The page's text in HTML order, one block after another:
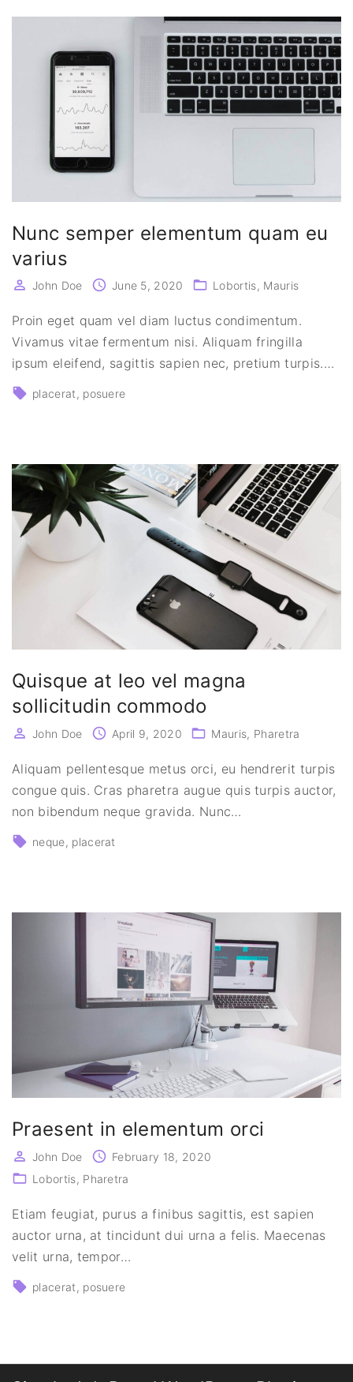
Nunc semper elementum quam eu
varius
John Doe June 5, 2020 Lobortis Mauris
Proin eget quam vel diam luctus condimentum.
Vivamus vitae fermentum nisi. Aliquam fringilla
ipsum eleifend, sagittis sapien nec, pretium turpis.…
placerat posuere
Quisque at leo vel magna
sollicitudin commodo
John Doe April 9, 2020 Mauris Pharetra
Aliquam pellentesque metus orci, eu hendrerit turpis
congue quis. Cras pharetra augue quis turpis auctor,
non bibendum neque gravida. Nunc…
neque placerat
Praesent in elementum orci
John Doe
February 18, 2020
Lobortis Pharetra
Etiam feugiat, purus a finibus sagittis, est sapien
auctor urna, at tincidunt dui urna a felis. Maecenas
velit urna, tempor…
placerat posuere